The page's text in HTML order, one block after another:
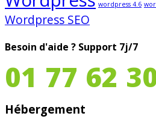
wordpress 4.6
Wordpress SEO
Besoin d'aide ? Support 7j/7
01 77 62
Hébergement